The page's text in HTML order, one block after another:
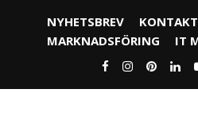
NYHETSBREV KONTAKT
MARKNADSFÖRING
IT